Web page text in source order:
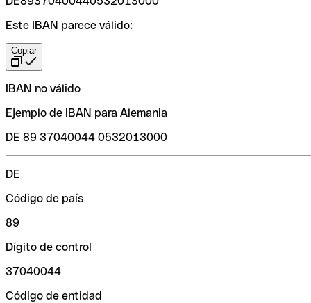
Este IBAN parece válido:
Copiar
IBAN no válido
Ejemplo de IBAN para Alemania
DE 89 37040044 0532013000
DE
Código de país
89
Dígito de control
37040044
Código de entidad